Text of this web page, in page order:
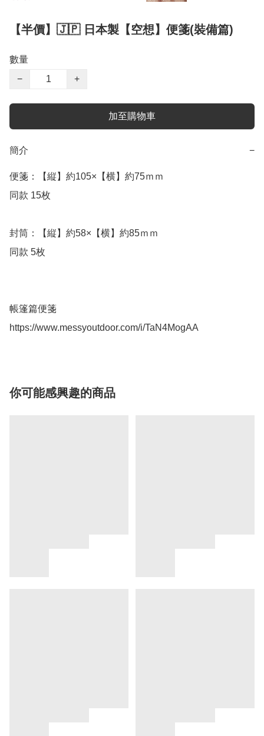
【半價】🇯🇵 日本製【空想】便箋(裝備篇)
數量
−
+
加至購物車
簡介 −
便箋：【縦】約105×【横】約75ｍｍ
同款 15枚
封筒：【縦】約58×【横】約85ｍｍ
同款 5枚
帳篷篇便箋
https://www.messyoutdoor.com/i/TaN4MogAA
你可能感興趣的商品